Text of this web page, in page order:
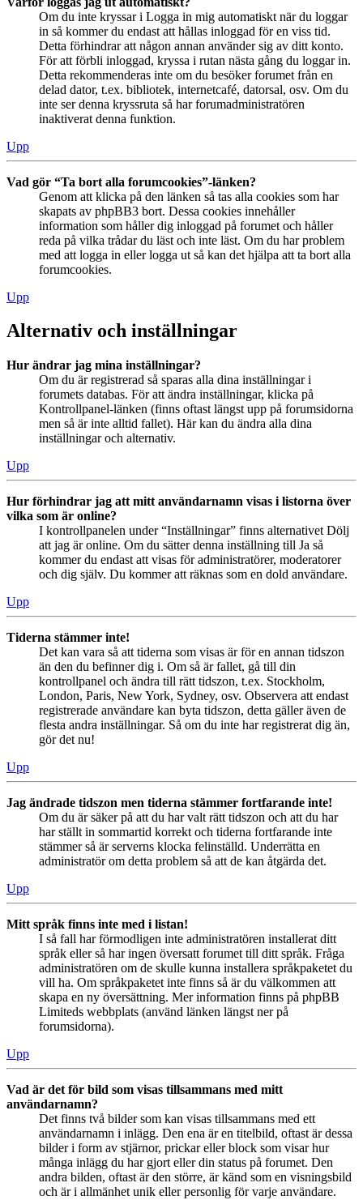
Om du inte kryssar i Logga in mig automatiskt när du loggar
in så kommer du endast att hållas inloggad för en viss tid.
Detta förhindrar att någon annan använder sig av ditt konto.
För att förbli inloggad, kryssa i rutan nästa gång du loggar in.
Detta rekommenderas inte om du besöker forumet från en
delad dator, t.ex. bibliotek, internetcafé, datorsal, osv. Om du
inte ser denna kryssruta så har forumadministratören
inaktiverat denna funktion.
Upp
Vad gör “Ta bort alla forumcookies”-länken?
Genom att klicka på den länken så tas alla cookies som har
skapats av phpBB3 bort. Dessa cookies innehåller
information som håller dig inloggad på forumet och håller
reda på vilka trådar du läst och inte läst. Om du har problem
med att logga in eller logga ut så kan det hjälpa att ta bort alla
forumcookies.
Upp
Alternativ och inställningar
Hur ändrar jag mina inställningar?
Om du är registrerad så sparas alla dina inställningar i
forumets databas. För att ändra inställningar, klicka på
Kontrollpanel-länken (finns oftast längst upp på forumsidorna
men så är inte alltid fallet). Här kan du ändra alla dina
inställningar och alternativ.
Upp
Hur förhindrar jag att mitt användarnamn visas i listorna över
vilka som är online?
I kontrollpanelen under “Inställningar” finns alternativet Dölj
att jag är online. Om du sätter denna inställning till Ja så
kommer du endast att visas för administratörer, moderatorer
och dig själv. Du kommer att räknas som en dold användare.
Upp
Tiderna stämmer inte!
Det kan vara så att tiderna som visas är för en annan tidszon
än den du befinner dig i. Om så är fallet, gå till din
kontrollpanel och ändra till rätt tidszon, t.ex. Stockholm,
London, Paris, New York, Sydney, osv. Observera att endast
registrerade användare kan byta tidszon, detta gäller även de
flesta andra inställningar. Så om du inte har registrerat dig än,
gör det nu!
Upp
Jag ändrade tidszon men tiderna stämmer fortfarande inte!
Om du är säker på att du har valt rätt tidszon och att du har
har ställt in sommartid korrekt och tiderna fortfarande inte
stämmer så är serverns klocka felinställd. Underrätta en
administratör om detta problem så att de kan åtgärda det.
Upp
Mitt språk finns inte med i listan!
I så fall har förmodligen inte administratören installerat ditt
språk eller så har ingen översatt forumet till ditt språk. Fråga
administratören om de skulle kunna installera språkpaketet du
vill ha. Om språkpaketet inte finns så är du välkommen att
skapa en ny översättning. Mer information finns på phpBB
Limiteds webbplats (använd länken längst ner på
forumsidorna).
Upp
Vad är det för bild som visas tillsammans med mitt
användarnamn?
Det finns två bilder som kan visas tillsammans med ett
användarnamn i inlägg. Den ena är en titelbild, oftast är dessa
bilder i form av stjärnor, prickar eller block som visar hur
många inlägg du har gjort eller din status på forumet. Den
andra bilden, oftast är den större, är känd som en visningsbild
och är i allmänhet unik eller personlig för varje användare.